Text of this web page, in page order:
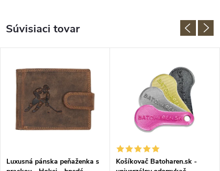
Súvisiaci tovar
Luxusná pánska peňaženka s
Košíkovač Batoharen.sk -